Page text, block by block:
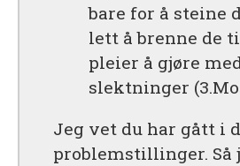
bare for å steine
lett å brenne de
pleier å gjøre
slektninger
Jeg vet du har gått i
problemstillinger. Så